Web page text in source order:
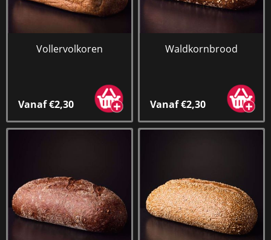
Vollervolkoren
Vanaf €2,30
Waldkornbrood
Vanaf €2,30